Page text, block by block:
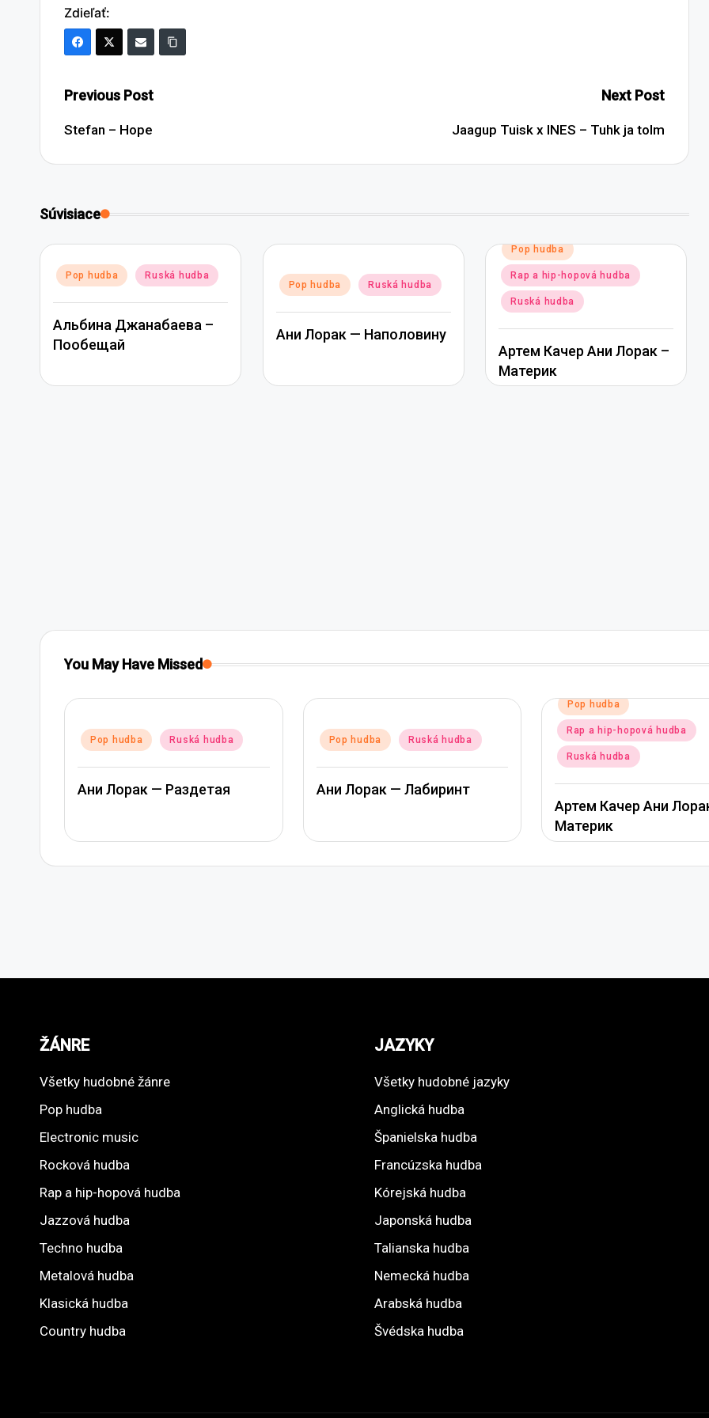
Zdieľať:
Post
navigation
Previous Post
Stefan – Hope
Next Post
Jaagup Tuisk x INES – Tuhk ja tolm
Súvisiace
Posted
Pop hudba Ruská hudba
Альбина Джанабаева –
Пообещай
Posted
Pop hudba Ruská hudba
Ани Лорак — Наполовину
Posted
in
Pop hudba
Rap a hip-hopová hudba
Ruská hudba
Артем Качер Ани Лорак –
Материк
You May Have Missed
Posted
Pop hudba Ruská hudba
Ани Лорак — Раздетая
Posted
Pop hudba Ruská hudba
Ани Лорак — Лабиринт
Posted
in
Pop hudba
Rap a hip-hopová hudba
Ruská hudba
Артем Качер Ани
Материк
ŽÁNRE
Všetky hudobné žánre
Pop hudba
Electronic music
Rocková hudba
Rap a hip-hopová hudba
Jazzová hudba
Techno hudba
Metalová hudba
Klasická hudba
Country hudba
JAZYKY
Všetky hudobné jazyky
Anglická hudba
Španielska hudba
Francúzska hudba
Kórejská hudba
Japonská hudba
Talianska hudba
Nemecká hudba
Arabská hudba
Švédska hudba